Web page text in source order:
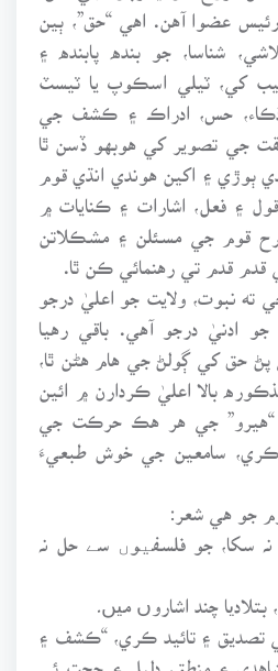
عضوا آهن. اهي “حق”، ٻين
شناسا، جو بنده پابنده ۽
کي، ٽيلي اسڪوپ يا ٽيسٽ
ذڪاء، حس، ادراڪ ۽ ڪشف جي
جي تصوير کي هوبهو ڏسن ٿا
ٻوڙي ۽ اکين هوندي انڌي قوم
۽ فعل، اشارات ۽ ڪنايات ۾
قوم جي مسئلن ۽ مشڪلاتن
قدم تي رهنمائي ڪن ٿا.
ته نبوت، ولايت جو اعليٰ درجو
ادنيٰ درجو آهي. باقي رهيا
پڻ حق کي ڳولڻ جي هام هڻن ٿا،
بالا اعليٰ ڪردارن ۾ ائين
“هيرو” جي هر هڪ حرڪت جي
سامعين جي خوش طبعيءَ
جو هي شعر:
سکا، جو فلسفیوں سے حل نہ
چند اشاروں میں۔
۽ تائيد ڪري، “ڪشف ۽
۽ منطق، دليل ۽ حجت ئي